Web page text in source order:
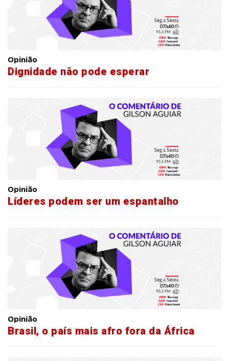
Opinião
Dignidade não pode esperar
Opinião
Líderes podem ser um espantalho
Opinião
Brasil, o país mais afro fora da África